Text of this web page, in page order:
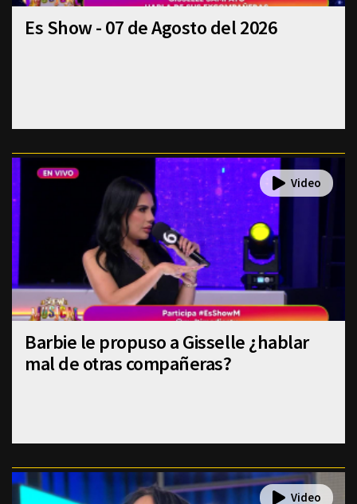
Es Show - 07 de Agosto del 2026
Barbie le propuso a Gisselle ¿hablar
mal de otras compañeras?